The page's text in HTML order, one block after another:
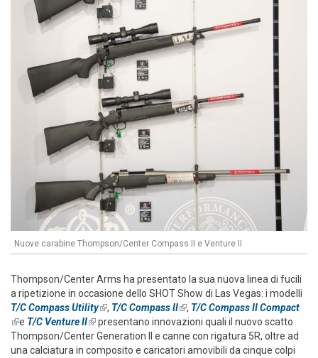
Nuove carabine Thompson/Center Compass II e Venture II
Thompson/Center Arms ha presentato la sua nuova linea di fucili
a ripetizione in occasione dello SHOT Show di Las Vegas: i modelli
T/C Compass Utility(link is external)
, T/C Compass II(link is external)
, T/C Compass II Compact
(link is external)
e T/C Venture II(link is external)
presentano innovazioni quali il nuovo scatto
Thompson/Center Generation II e canne con rigatura 5R, oltre ad
una calciatura in composito e caricatori amovibili da cinque colpi